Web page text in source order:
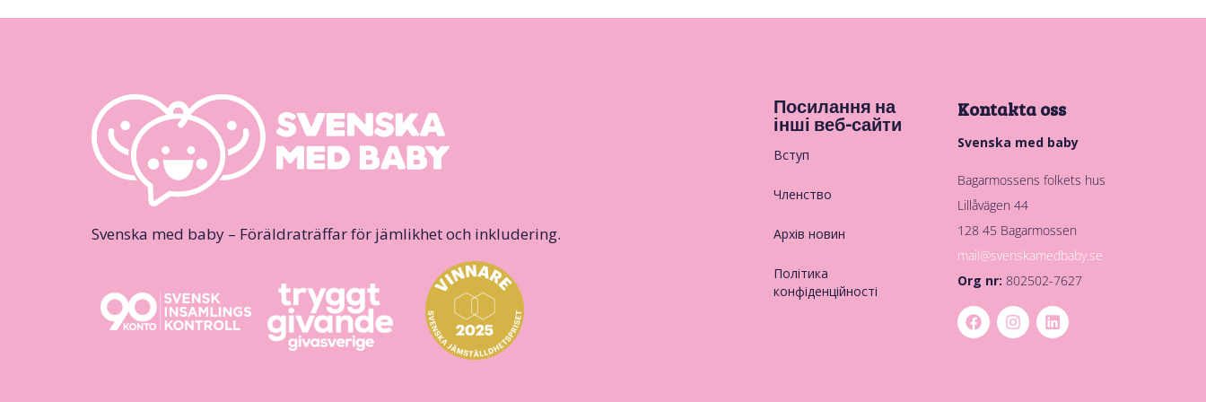
Svenska med baby – Föräldraträffar för jämlikhet och inkludering.
Посилання на
інші веб-сайти
Вступ
Членство
Архів новин
Політика
конфіденційності
Kontakta oss
Svenska med baby
Bagarmossens folkets hus
Lillåvägen 44
128 45 Bagarmossen
mail@svenskamedbaby.se
Org nr: 802502-7627